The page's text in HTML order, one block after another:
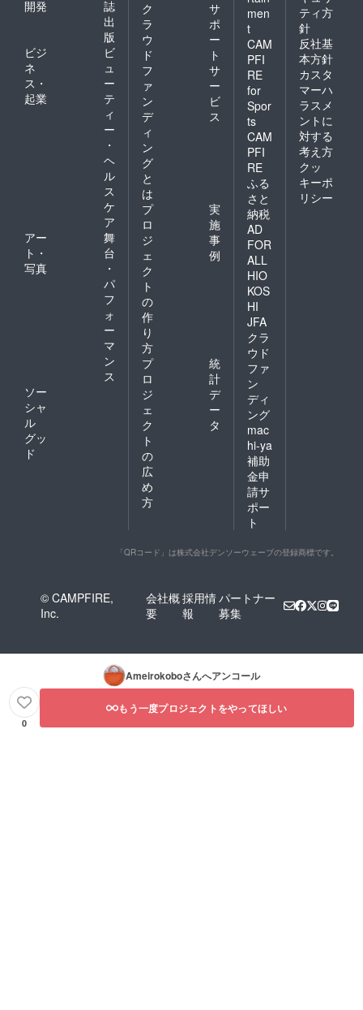
開発
誌
出
版
ビジ
ネ
ス・
起業
ビ
ュ
ー
テ
ィ
ー
・
ヘ
ル
ス
ケ
ア
アー
ト・
写真
舞
台
・
パ
フ
ォ
ー
マ
ン
ス
ソー
シャ
ル
グッ
ド
ク
ラ
ウ
ド
フ
ァ
ン
デ
ィ
ン
グ
と
は
サ
ポ
ー
ト
サ
ー
ビ
ス
プ
ロ
ジ
ェ
ク
ト
の
作
り
方
実
施
事
例
プ
ロ
ジ
ェ
ク
ト
の
広
め
方
統
計
デ
ー
タ
men
t
CAM
PFI
RE
for
Spor
ts
CAM
PFI
RE
ふる
さと
納税
AD
FOR
ALL
HIO
KOS
HI
JFA
クラ
ウド
ファ
ン
ディ
ング
mac
hi-ya
補助
金申
請サ
ポー
ト
ティ方
針
反社基
本方針
カスタ
マーハ
ラスメ
ントに
対する
考え方
クッ
キーポ
リシー
「QRコード」は株式会社デンソーウェーブの登録商標です。
© CAMPFIRE,
Inc.
会社概
要
採用情
報
パートナー
募集
Ameirokoboさんへアンコール
0
もう一度プロジェクトをやってほしい